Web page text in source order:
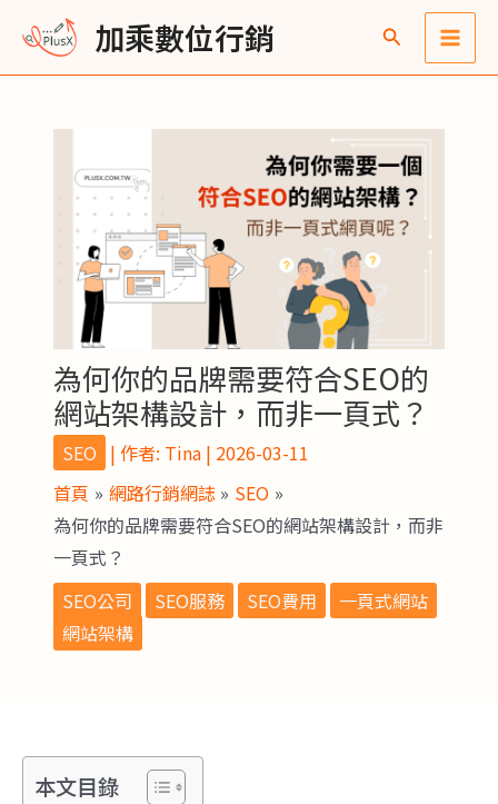
主
加乘數位行銷
Main
為何你的品牌需要符合SEO的
網站架構設計，而非一頁式？
SEO | 作者: Tina | 2026-03-11
首頁
網路行銷網誌
SEO
為何你的品牌需要符合SEO的網站架構設計，而非
一頁式？
SEO公司
SEO服務 SEO費用
一頁式網站
網站架構
本文目錄
navigation
彙